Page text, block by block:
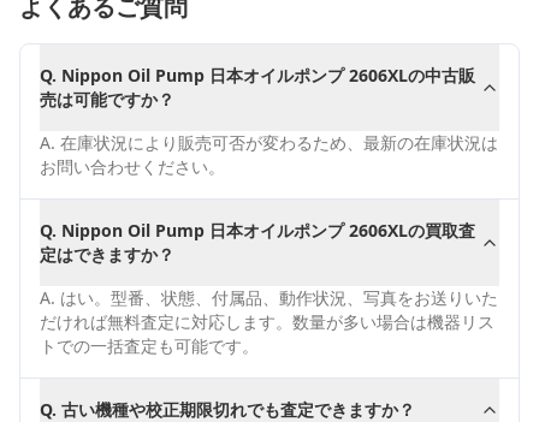
よくあるご質問
Q. Nippon Oil Pump 日本オイルポンプ 2606XLの中古販
売は可能ですか？
A. 在庫状況により販売可否が変わるため、最新の在庫状況は
お問い合わせください。
Q. Nippon Oil Pump 日本オイルポンプ 2606XLの買取査
定はできますか？
A. はい。型番、状態、付属品、動作状況、写真をお送りいた
だければ無料査定に対応します。数量が多い場合は機器リス
トでの一括査定も可能です。
Q. 古い機種や校正期限切れでも査定できますか？